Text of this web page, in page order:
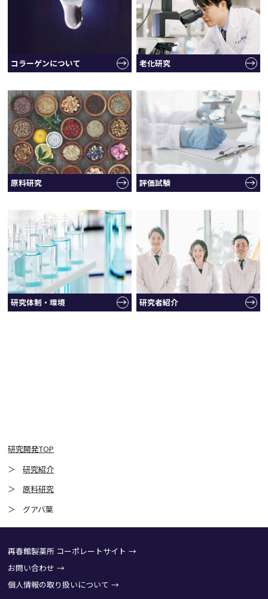
コラーゲンについて 老化研究
原料研究 評価試験
研究体制・環境 研究者紹介
研究開発TOP
研究紹介
原料研究
グアバ葉
再春館製薬所 コーポレートサイト
お問い合わせ
個人情報の取り扱いについて